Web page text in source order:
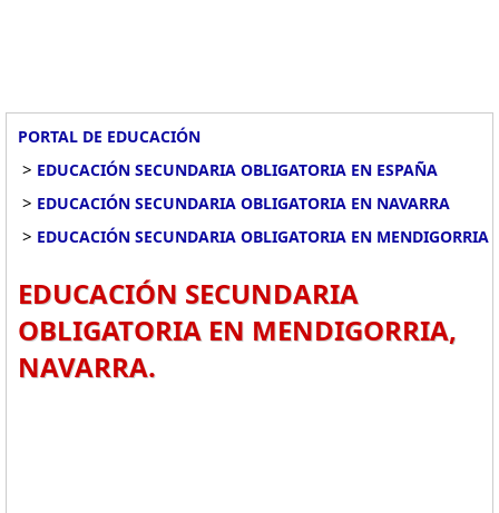
PORTAL DE EDUCACIÓN
> EDUCACIÓN SECUNDARIA OBLIGATORIA EN ESPAÑA
> EDUCACIÓN SECUNDARIA OBLIGATORIA EN NAVARRA
> EDUCACIÓN SECUNDARIA OBLIGATORIA EN MENDIGORRIA
EDUCACIÓN SECUNDARIA
OBLIGATORIA EN MENDIGORRIA,
NAVARRA.